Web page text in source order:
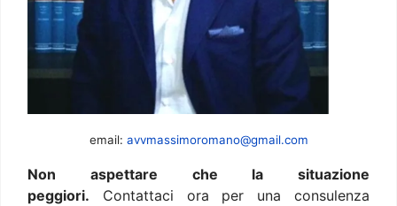
email: avvmassimoromano@gmail.com
Non aspettare che la situazione
peggiori. Contattaci ora per una consulenza